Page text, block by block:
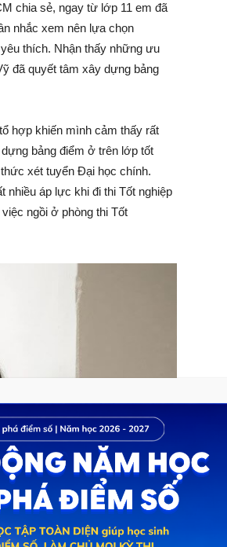
chia sẻ, ngay từ lớp 11 em đã
nhắc xem nên lựa chọn
thích. Nhận thấy những ưu
đã quyết tâm xây dựng bảng
hợp khiến mình cảm thấy rất
bảng điểm ở trên lớp tốt
xét tuyển Đại học chính.
áp lực khi đi thi Tốt nghiệp
ngồi ở phòng thi Tốt